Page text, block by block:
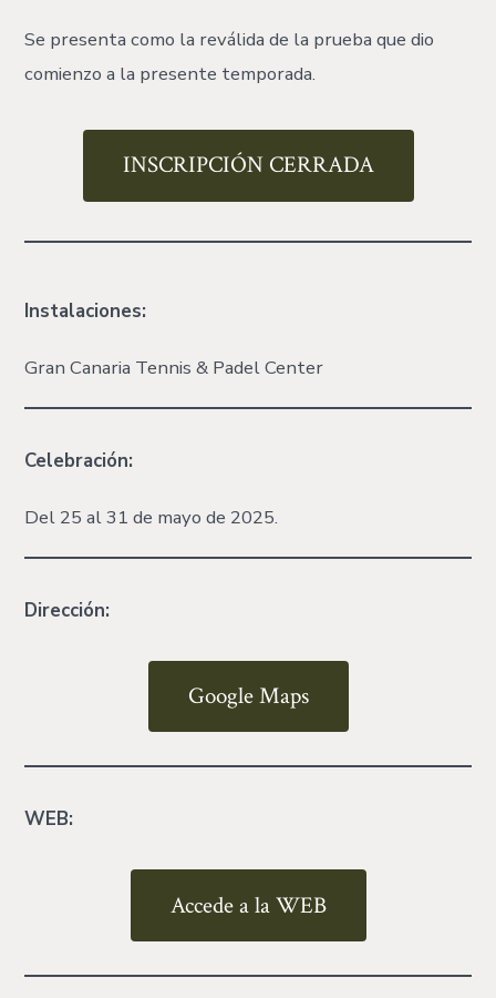
Se presenta como la reválida de la prueba que dio
comienzo a la presente temporada.
INSCRIPCIÓN CERRADA
Instalaciones:
Gran Canaria Tennis & Padel Center
Celebración:
Del 25 al 31 de mayo de 2025.
Dirección:
Google Maps
WEB:
Accede a la WEB